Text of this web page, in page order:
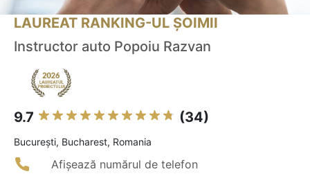
LAUREAT RANKING-UL ȘOIMII
Instructor auto Popoiu Razvan
9.7 (34)
Bucureşti, Bucharest, Romania
Afișează numărul de telefon